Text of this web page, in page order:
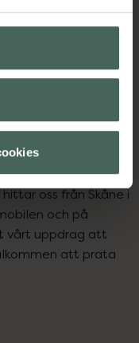
oss från Skåne i
och på
vårt uppdrag att
att prata